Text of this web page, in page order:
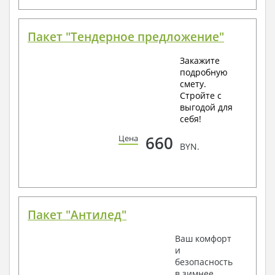
Пакет "Тендерное предложение"
Закажите
подробную
смету.
Стройте с
выгодой для
себя!
Цена 660 BYN.
Пакет "Антилед"
Ваш комфорт
и
безопасность